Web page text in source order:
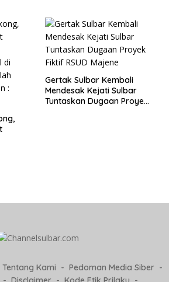
Gertak Sulbar Kembali
Mendesak Kejati Sulbar
Tuntaskan Dugaan Proyek
Tentang Kami
Pedoman Media Siber